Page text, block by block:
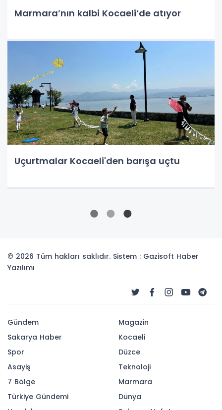
Marmara’nın kalbi Kocaeli’de atıyor
Uçurtmalar Kocaeli'den barışa uçtu
© 2026 Tüm hakları saklıdır. Sistem : Gazisoft Haber
Yazılımı
Gündem
Sakarya Haber
Spor
Asayiş
7 Bölge
Türkiye Gündemi
Magazin
Kocaeli
Düzce
Teknoloji
Marmara
Dünya